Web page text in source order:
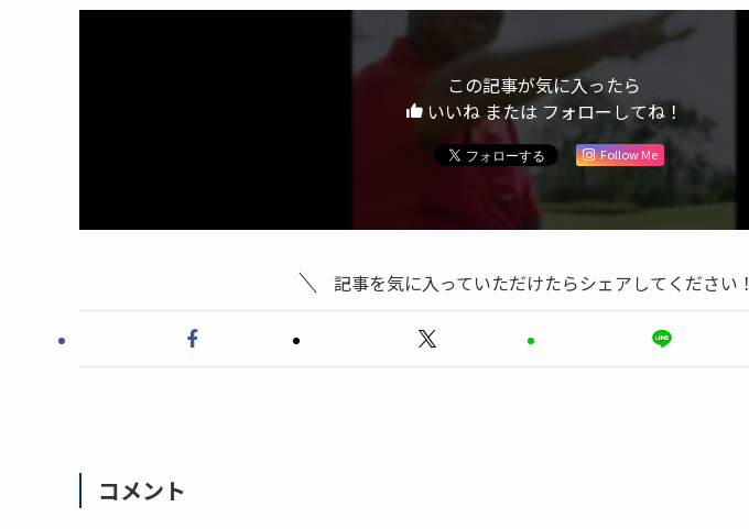
この記事が気に入ったら
いいね または フォローしてね！
Follow Me
記事を気に入っていただけたらシェアしてください！
コメント